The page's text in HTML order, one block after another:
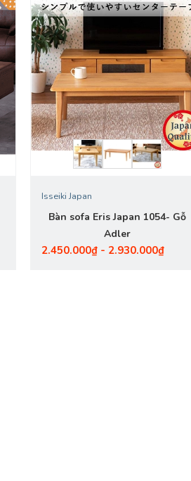
Isseiki Japan
Bàn sofa Eris Japan 1054- Gỗ
Adler
2.450.000₫ - 2.930.000₫